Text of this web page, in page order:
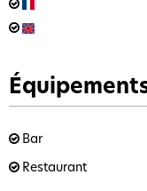
Bar
Restaurant